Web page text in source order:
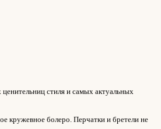
стиля и самых актуальных
кружевное болеро. Перчатки и бретели не